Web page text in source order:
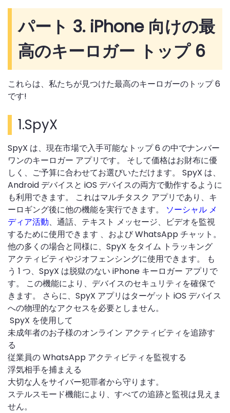
パート 3. iPhone 向けの最
高のキーロガー トップ 6
これらは、私たちが見つけた最高のキーロガーのトップ 6
です!
1.SpyX
SpyX は、現在市場で入手可能なトップ 6 の中でナンバー
ワンのキーロガー アプリです。 そして価格はお財布に優
しく、ご予算に合わせてお選びいただけます。 SpyX は、
Android デバイスと iOS デバイスの両方で動作するように
も利用できます。 これはマルチタスク アプリであり、キ
ーロギング後に他の機能を実行できます。 ソーシャル メ
ディア活動、通話、テキスト メッセージ、ビデオを監視
するために使用できます 、および WhatsApp チャット。
他の多くの場合と同様に、SpyX をタイム トラッキング
アクティビティやジオフェンシングに使用できます。 も
う 1 つ、SpyX は脱獄のない iPhone キーロガー アプリで
す。 この機能により、デバイスのセキュリティを確保で
きます。 さらに、SpyX アプリはターゲット iOS デバイス
への物理的なアクセスを必要としません。
SpyX を使用して
未成年者のお子様のオンライン アクティビティを追跡す
る
従業員の WhatsApp アクティビティを監視する
浮気相手を捕まえる
大切な人をサイバー犯罪者から守ります。
ステルスモード機能により、すべての追跡と監視は見えま
せん。